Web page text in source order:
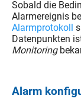
Sobald die
Alarmereignis
Alarmprotokoll
Datenpunkten
Monitoring
Alarm